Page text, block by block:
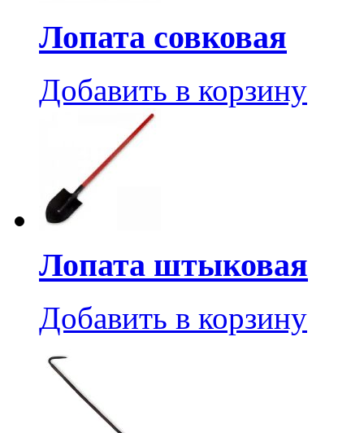
Лопата совковая
Добавить в корзину
Лопата штыковая
Добавить в корзину